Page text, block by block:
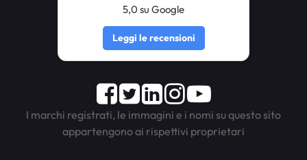
5,0 su Google
Leggi le recensioni
Facebook
TwitterLinkedInInstagram
Youtube
I marchi registrati, le immagini e i nomi su questo sito
appartengono ai rispettivi proprietari